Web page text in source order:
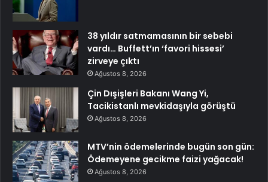
38 yıldır satmamasının bir sebebi
vardı… Buffett’ın ‘favori hissesi’
zirveye çıktı
Ağustos 8, 2026
Çin Dışişleri Bakanı Wang Yi,
Tacikistanlı mevkidaşıyla görüştü
Ağustos 8, 2026
MTV’nin ödemelerinde bugün son gün:
Ödemeyene gecikme faizi yağacak!
Ağustos 8, 2026